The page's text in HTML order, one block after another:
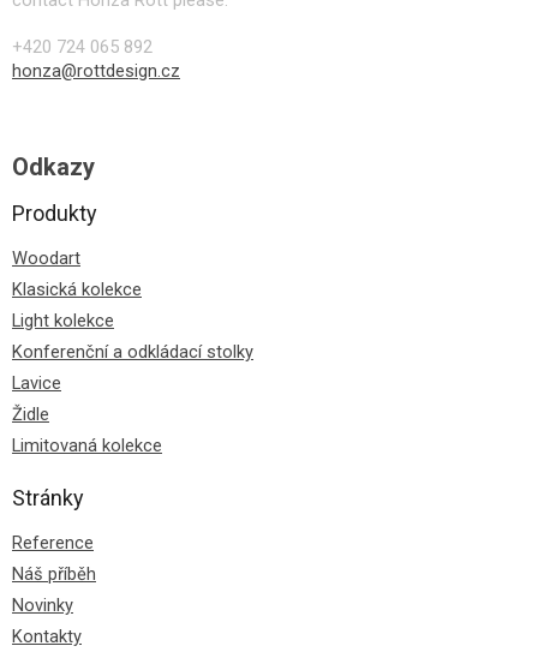
+420 724 065 892
honza@rottdesign.cz
Odkazy
Produkty
Woodart
Klasická kolekce
Light kolekce
Konferenční a odkládací stolky
Lavice
Židle
Limitovaná kolekce
Stránky
Reference
Náš příběh
Novinky
Kontakty